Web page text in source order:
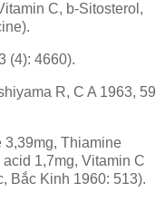
C, b-Sitosterol,
(4): 4660).
R, C A 1963, 59
3,39mg, Thiamine
1,7mg, Vitamin C
Bắc Kinh 1960: 513).